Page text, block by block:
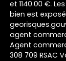
et 1140.00 €.
bien est
agent
Agent
308 709 RSAC